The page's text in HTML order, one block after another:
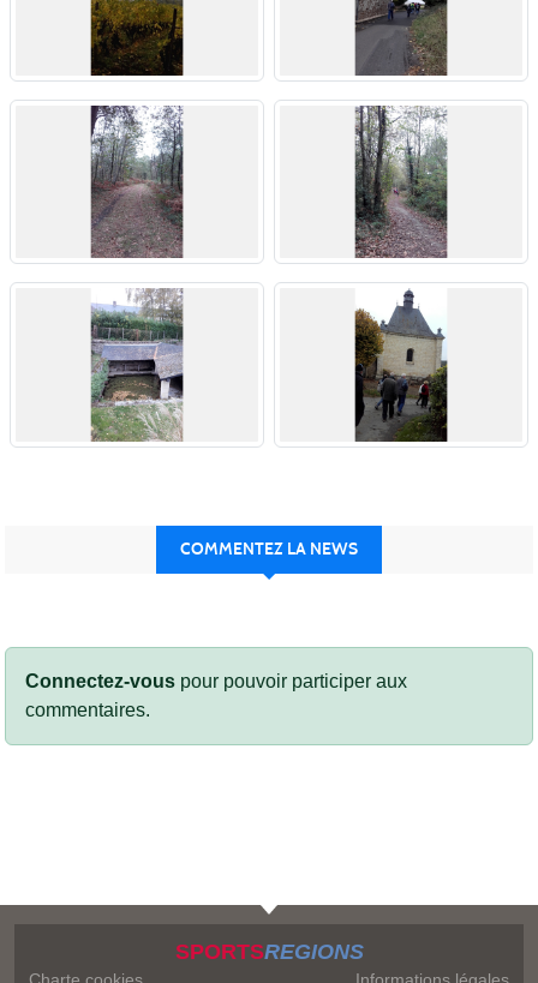
COMMENTEZ LA NEWS
Connectez-vous pour pouvoir participer aux
commentaires.
SPORTSREGIONS